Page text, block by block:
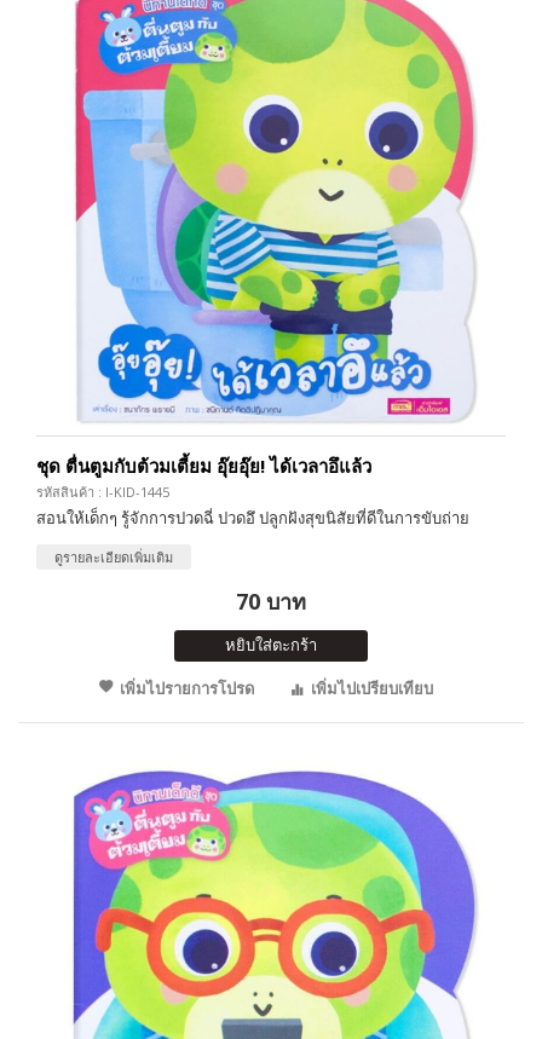
ชุด ตื่นตูมกับต้วมเตี้ยม อุ๊ยอุ๊ย! ได้เวลาอึแล้ว
รหัสสินค้า : I-KID-1445
สอนให้เด็กๆ รู้จักการปวดฉี่ ปวดอึ ปลูกฝังสุขนิสัยที่ดีในการขับถ่าย
ดูรายละเอียดเพิ่มเติม
70 บาท
หยิบใส่ตะกร้า
เพิ่มไปรายการโปรด
เพิ่มไปเปรียบเทียบ